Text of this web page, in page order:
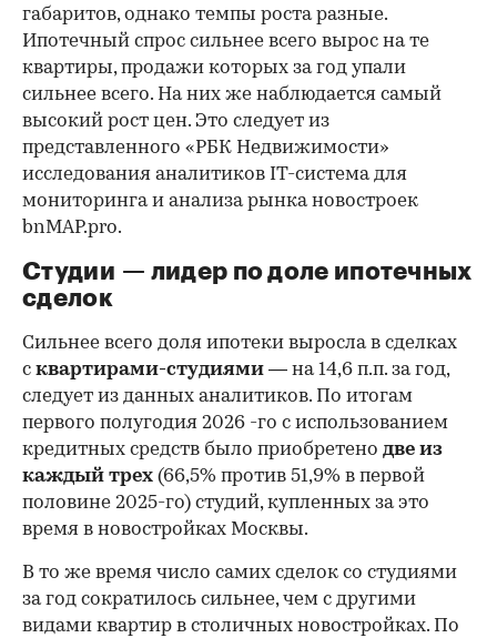
габаритов, однако темпы роста разные.
Ипотечный спрос сильнее всего вырос на те
квартиры, продажи которых за год упали
сильнее всего. На них же наблюдается самый
высокий рост цен. Это следует из
представленного «РБК Недвижимости»
исследования аналитиков IT-система для
мониторинга и анализа рынка новостроек
bnMAP.pro.
Студии — лидер по доле ипотечных
сделок
Сильнее всего доля ипотеки выросла в сделках
с квартирами-студиями — на 14,6 п.п. за год,
следует из данных аналитиков. По итогам
первого полугодия 2026 -го с использованием
кредитных средств было приобретено две из
каждый трех (66,5% против 51,9% в первой
половине 2025-го) студий, купленных за это
время в новостройках Москвы.
В то же время число самих сделок со студиями
за год сократилось сильнее, чем с другими
видами квартир в столичных новостройках. По